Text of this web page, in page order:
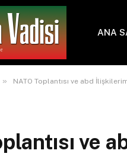
ANA
» NATO Toplantısı ve abd
ve